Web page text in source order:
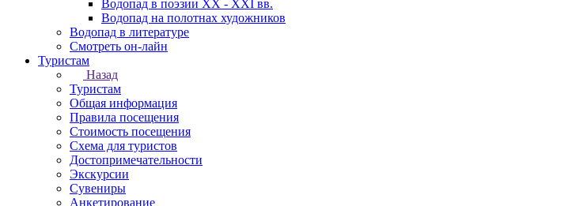
Водопад в поэзии XX - XXI вв.
Водопад на полотнах художников
Водопад в литературе
Смотреть он-лайн
Туристам
Назад
Туристам
Общая информация
Правила посещения
Стоимость посещения
Схема для туристов
Достопримечательности
Экскурсии
Сувениры
Анкетирование